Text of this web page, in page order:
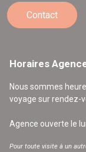
Contact
Horaires
Nous sommes
voyage sur rendez-
Agence ouverte le
Pour toute visite à un